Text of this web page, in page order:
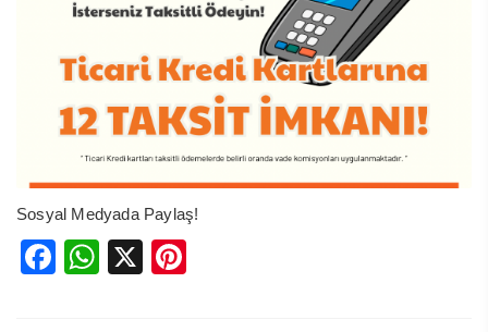
Sosyal Medyada Paylaş!
Facebook
WhatsApp
X